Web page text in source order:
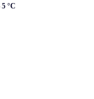
5 °C